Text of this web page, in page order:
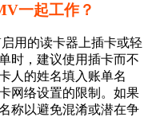
一起工作？
用的读卡器上插卡或轻
时，建议使用插卡而不
人的姓名填入账单名
网络设置的限制。如果
称以避免混淆或潜在争